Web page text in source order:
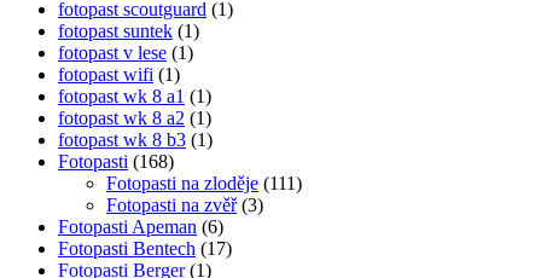
fotopast scoutguard (1)
fotopast suntek (1)
fotopast v lese (1)
fotopast wifi (1)
fotopast wk 8 a1 (1)
fotopast wk 8 a2 (1)
fotopast wk 8 b3 (1)
Fotopasti (168)
Fotopasti na zloděje (111)
Fotopasti na zvěř(3)
Fotopasti Apeman (6)
Fotopasti Bentech (17)
Fotopasti Berger(1)